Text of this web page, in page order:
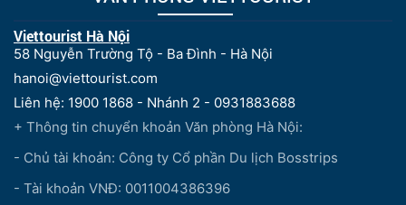
Viettourist Hà Nội
58 Nguyễn Trường Tộ - Ba Đình - Hà Nội
hanoi@viettourist.com
Liên hệ: 1900 1868 - Nhánh 2 - 0931883688
+ Thông tin chuyển khoản Văn phòng Hà Nội:
- Chủ tài khoản: Công ty Cổ phần Du lịch Bosstrips
- Tài khoản VNĐ: 0011004386396